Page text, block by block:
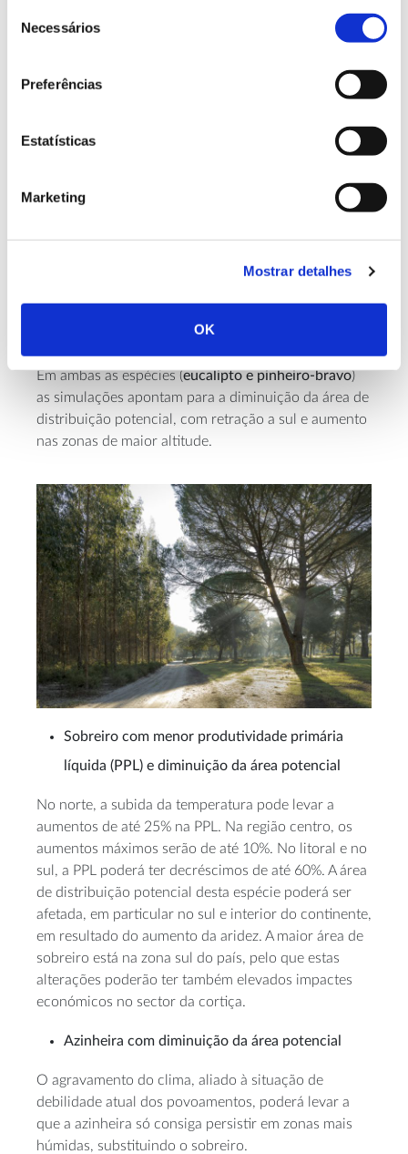
Necessários
Preferências
Estatísticas
Marketing
Mostrar detalhes
OK
No norte litoral pode haver ganhos de até 10% em
termos de volume de madeira, mas no resto do país
entre 12% no norte interior e mais de 50% no sul do
Eucalipto com decréscimo geral de
No norte litoral, a produtividade pode aumentar em
centro a diminuição de produtividade será mais
Em ambas as espécies (eucalipto e pinheiro-bravo)
as simulações apontam para a diminuição da área de
distribuição potencial, com retração a sul e aumento
nas zonas de maior altitude.
Sobreiro com menor produtividade primária
líquida (PPL) e diminuição da área potencial
No norte, a subida da temperatura pode levar a
aumentos de até 25% na PPL. Na região centro, os
aumentos máximos serão de até 10%. No litoral e no
sul, a PPL poderá ter decréscimos de até 60%. A área
de distribuição potencial desta espécie poderá ser
afetada, em particular no sul e interior do continente,
em resultado do aumento da aridez. A maior área de
sobreiro está na zona sul do país, pelo que estas
alterações poderão ter também elevados impactes
económicos no sector da cortiça.
Azinheira com diminuição da área potencial
O agravamento do clima, aliado à situação de
debilidade atual dos povoamentos, poderá levar a
que a azinheira só consiga persistir em zonas mais
húmidas, substituindo o sobreiro.